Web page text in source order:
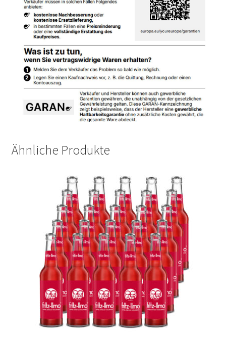
Ähnliche Produkte